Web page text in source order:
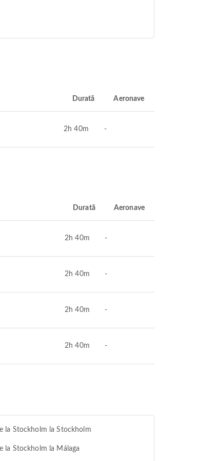
Durată Aeronave
2h 40m -
Durată Aeronave
2h 40m -
2h 40m -
2h 40m -
2h 40m -
la Stockholm la Stockholm
la Stockholm la Málaga